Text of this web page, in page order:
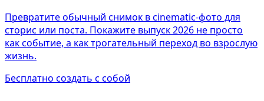
Превратите обычный снимок в cinematic-фото для
сторис или поста. Покажите выпуск 2026 не просто
как событие, а как трогательный переход во взрослую
жизнь.
Бесплатно создать с собой